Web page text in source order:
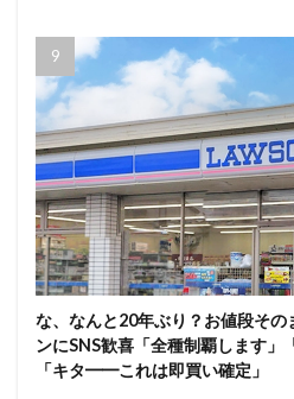
な、なんと20年ぶり？お値段そ
ンにSNS歓喜「全種制覇します」
「キタ━━これは即買い確定」